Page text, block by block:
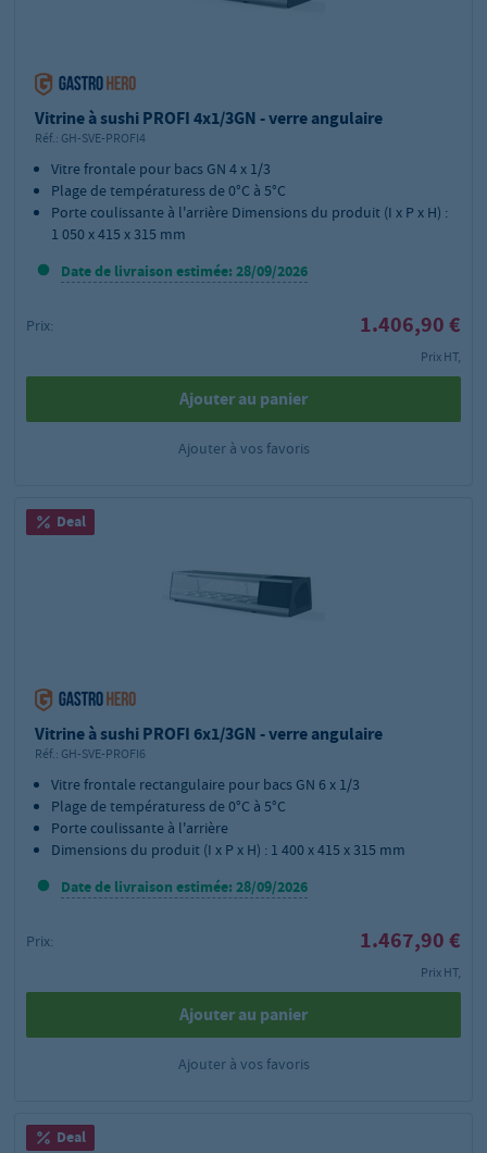
Vitrine à sushi PROFI 4x1/3GN - verre angulaire
Réf.: GH-SVE-PROFI4
Vitre frontale pour bacs GN 4 x 1/3
Plage de températuress de 0°C à 5°C
Porte coulissante à l'arrière Dimensions du produit (I x P x H) :
1 050 x 415 x 315 mm
Date de livraison estimée: 28/09/2026
Prix: 1.406,90 €
Prix HT,
Ajouter au panier
Ajouter à vos favoris
Deal
Vitrine à sushi PROFI 6x1/3GN - verre angulaire
Réf.: GH-SVE-PROFI6
Vitre frontale rectangulaire pour bacs GN 6 x 1/3
Plage de températuress de 0°C à 5°C
Porte coulissante à l'arrière
Dimensions du produit (I x P x H) : 1 400 x 415 x 315 mm
Date de livraison estimée: 28/09/2026
Prix: 1.467,90 €
Prix HT,
Ajouter au panier
Ajouter à vos favoris
Deal